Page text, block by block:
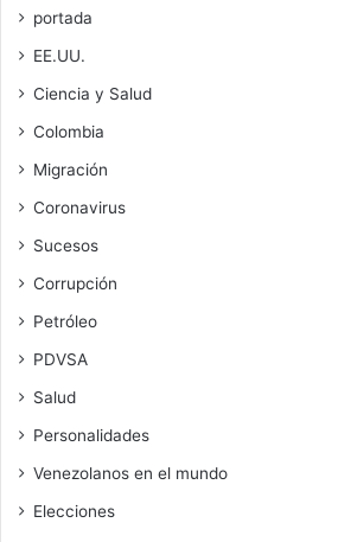
portada
EE.UU.
Ciencia y Salud
Colombia
Migración
Coronavirus
Sucesos
Corrupción
Petróleo
PDVSA
Salud
Personalidades
Venezolanos en el mundo
Elecciones